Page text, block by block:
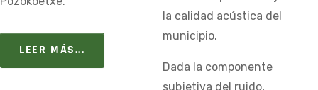
LEER MÁS...
la calidad acústica del
municipio.
Dada la componente
subjetiva del ruido,